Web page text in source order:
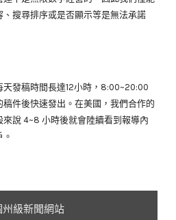
搜尋排序或是否顯示等是無法承諾
發稿時間長達12小時，8:00~20:00
件後快速發出。在美國，我們合作的
說 4~8 小時後就會陸續看到報導內
級新聞網站